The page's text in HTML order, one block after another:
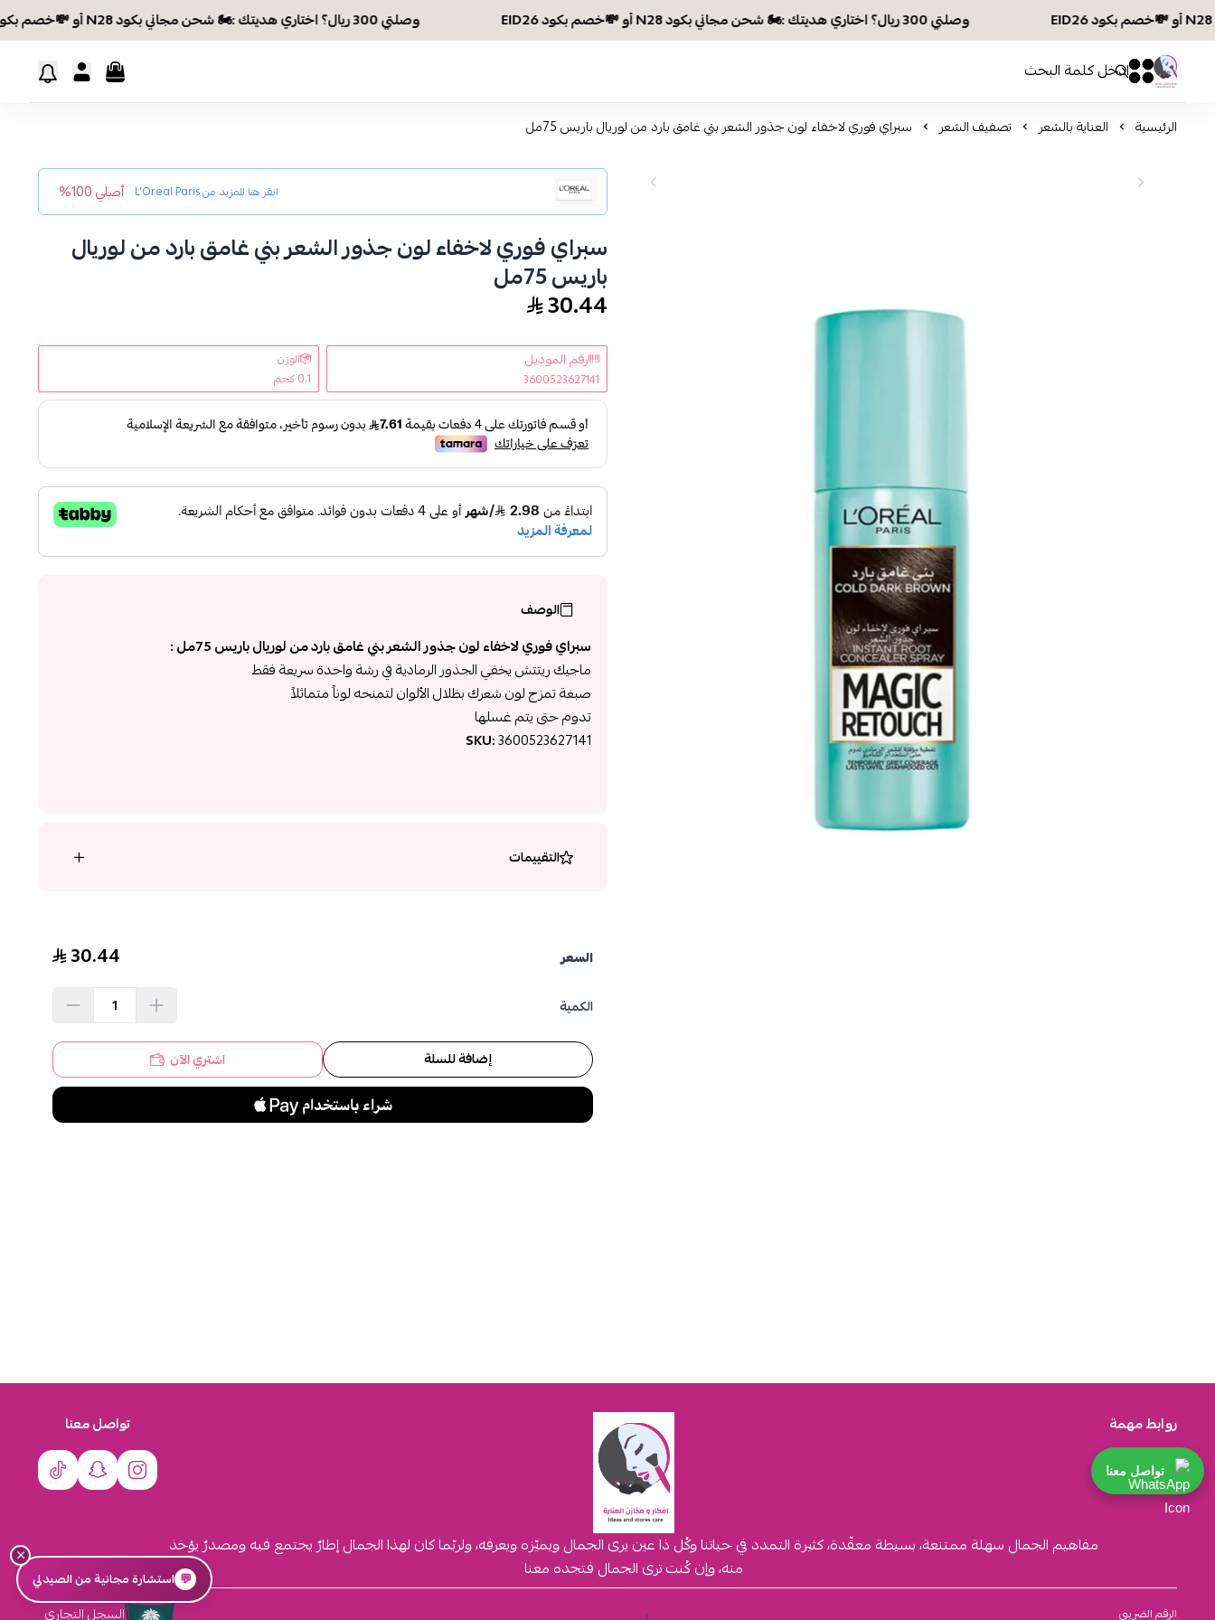
وصلتي 300 ريال؟ اختاري هديتك :🏍 شحن مجاني بكود N28 أو 💸خصم بكود EID26 وصلتي 300 ريال؟ اختاري هديتك :🏍 شحن مجاني بكود N28 أو 💸خصم بكود EID26
افكار ومخازن العناية
0 0
الرئيسية العناية بالشعر تصفيف الشعر سبراي فوري لاخفاء لون جذور الشعر بني غامق بارد من لوريال باريس 75مل
انقر هنا للمزيد منL'Oreal Paris أصلي 100%
سبراي فوري لاخفاء لون جذور الشعر بني غامق بارد من لوريال
باريس 75مل
30.44
رقم الموديل
3600523627141
الوزن
0.1 كجم
الوصف
سبراي فوري لاخفاء لون جذور الشعر بني غامق بارد من لوريال باريس 75مل :
ماجيك ريتتش يخفي الجذور الرمادية في رشة واحدة سريعة فقط
صبغة تمزج لون شعرك بظلال الألوان لتمنحه لوناً متماثلاً
تدوم حتى يتم غسلها
SKU:3600523627141
التقييمات
السعر 30.44
الكمية
إضافة للسلة اشتري الآن
روابط مهمة
مفاهيم الجمال سهلة ممتنعة، بسيطة معقّدة، كثيرة التمدد في حياتنا وكُل ذا عين يرى الجمال ويميّزه ويعرفه، ولربّما كان لهذا الجمال إطارٌ يجتمع فيه ومصدرٌ يؤخذ
منه، وإن كُنت ترى الجمال فتجده معنا
تواصل معنا
الرقم الضريبي السجل التجاري
×
💬 استشارة مجانية من الصيدلي
تواصل معنا